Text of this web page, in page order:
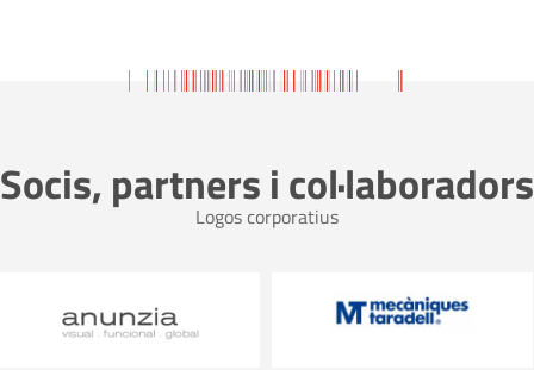
Socis, partners i col·laboradors
Logos corporatius